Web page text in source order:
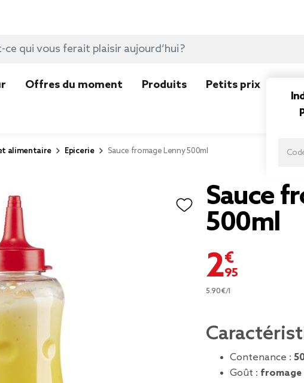
Offres du moment Produits Petits prix
alimentaire Epicerie Sauce fromage Lenny 500ml
Sauce
500ml
2,95 €
5.90€/l
Contenance :
Goût : fromage